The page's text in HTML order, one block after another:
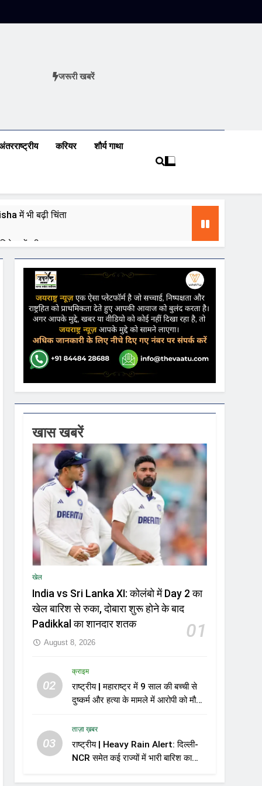
जरूरी खबरें
करियर शौर्य गाथा
में भी बढ़ी चिंता
की नजर
खास खबरें
खेल
India vs Sri Lanka XI: कोलंबो में Day 2 का
खेल बारिश से रुका, दोबारा शुरू होने के बाद
Padikkal का शानदार शतक
01
August 8, 2026
02
क्राइम
राष्ट्रीय | महाराष्ट्र में 9 साल की बच्ची से
दुष्कर्म और हत्या के मामले में आरोपी को मौत
03
ताज़ा ख़बर
राष्ट्रीय | Heavy Rain Alert: दिल्ली-
NCR समेत कई राज्यों में भारी बारिश का